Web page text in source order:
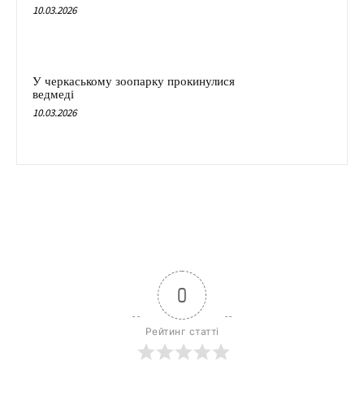
10.03.2026
У черкаському зоопарку прокинулися
ведмеді
10.03.2026
0
Рейтинг статті